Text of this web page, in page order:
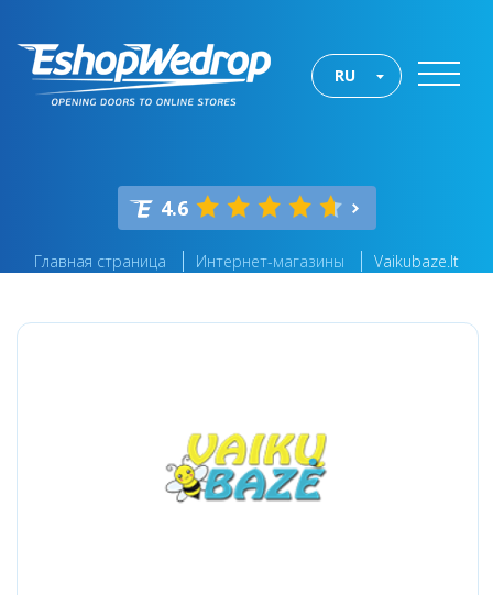
RU
4.6
Главная страница Интернет-магазины Vaikubaze.lt